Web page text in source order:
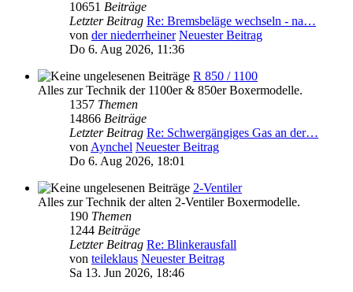
10651 Beiträge
Letzter Beitrag Re: Bremsbeläge wechseln - na…
von der niederrheiner Neuester Beitrag
Do 6. Aug 2026, 11:36
R 850 / 1100
Alles zur Technik der 1100er & 850er Boxermodelle.
1357 Themen
14866 Beiträge
Letzter Beitrag Re: Schwergängiges Gas an der…
vonAynchel Neuester Beitrag
Do 6. Aug 2026, 18:01
2-Ventiler
Alles zur Technik der alten 2-Ventiler Boxermodelle.
190 Themen
1244 Beiträge
Letzter Beitrag Re: Blinkerausfall
von teileklaus Neuester Beitrag
Sa 13. Jun 2026, 18:46